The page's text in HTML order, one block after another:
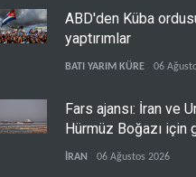
ABD'den Küba
yaptırımlar
BATI YARIM KÜRE 06
Fars ajansı: İran ve
Hürmüz Boğazı için
koridorlarında anlaştı
İRAN 06 Ağustos 2026